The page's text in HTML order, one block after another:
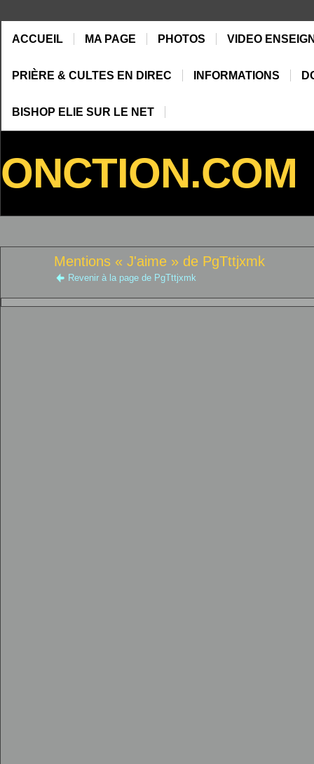
ACCUEIL MA PAGE PHOTOS VIDEO
PRIÈRE & CULTES EN DIREC INFORMATIONS
BISHOP ELIE SUR LE NET
ONCTION.COM
Mentions « J'aime » de PgTttjxmk
Revenir à la page de PgTttjxmk